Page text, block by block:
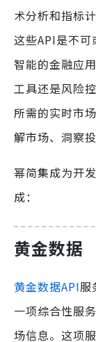
术分析和指标
这些API是不可
智能的金融应
工具还是风险
所需的实时市
解市场、洞察
幂简集成为开
成：
黄金数据
黄金数据API服
一项综合性服
场信息。这项